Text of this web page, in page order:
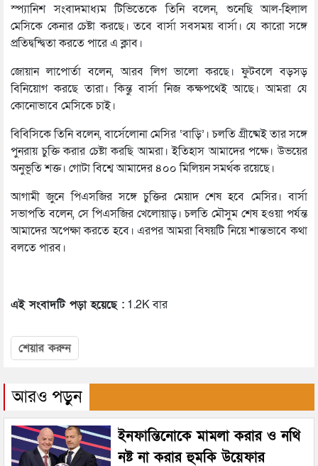
স্প্যানিশ সংবাদমাধ্যম টিভিতেকে তিনি বলেন, শুনেছি আল-হিলাল
মেসিকে কেনার চেষ্টা করছে। তবে বার্সা সবসময় বার্সা। যে কারো সঙ্গে
প্রতিদ্বন্দ্বিতা করতে পারে এ ক্লাব।
জোয়ান লাপোর্তা বলেন, আরব লিগ ভালো করছে। ফুটবলে বড়সড়
বিনিয়োগ করছে তারা। কিন্তু বার্সা নিজ কক্ষপথেই আছে। আমরা যে
কোনোভাবে মেসিকে চাই।
বিবিসিকে তিনি বলেন, বার্সেলোনা মেসির ‘বাড়ি’। চলতি গ্রীষ্মেই তার সঙ্গে
পুনরায় চুক্তি করার চেষ্টা করছি আমরা। ইতিহাস আমাদের পক্ষে। উভয়ের
অনুভূতি শক্ত। গোটা বিশ্বে আমাদের ৪০০ মিলিয়ন সমর্থক রয়েছে।
আগামী জুনে পিএসজির সঙ্গে চুক্তির মেয়াদ শেষ হবে মেসির। বার্সা
সভাপতি বলেন, সে পিএসজির খেলোয়াড়। চলতি মৌসুম শেষ হওয়া পর্যন্ত
আমাদের অপেক্ষা করতে হবে। এরপর আমরা বিষয়টি নিয়ে শান্তভাবে কথা
বলতে পারব।
এই সংবাদটি পড়া হয়েছে : 1.2K বার
শেয়ার করুন
আরও পড়ুন
ইনফান্তিনোকে মামলা করার ও নথি
নষ্ট না করার হুমকি উয়েফার